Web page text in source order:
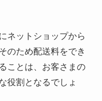
ネットショップから
のため配送料をでき
ことは、お客さまの
役割となるでしょ